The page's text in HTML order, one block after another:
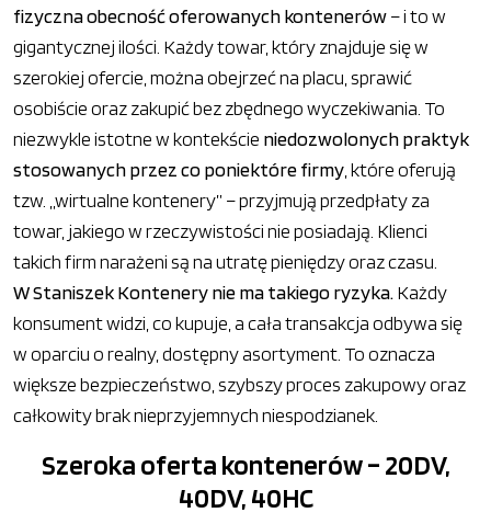
fizyczna obecność oferowanych kontenerów– i to w
gigantycznej ilości. Każdy towar, który znajduje się w
szerokiej ofercie, można obejrzeć na placu, sprawić
osobiście oraz zakupić bez zbędnego wyczekiwania. To
niezwykle istotne w kontekście niedozwolonych praktyk
stosowanych przez co poniektóre firmy , które oferują
tzw. „wirtualne kontenery” – przyjmują przedpłaty za
towar, jakiego w rzeczywistości nie posiadają. Klienci
takich firm narażeni są na utratę pieniędzy oraz czasu.
W Staniszek Kontenery nie ma takiego ryzyka. Każdy
konsument widzi, co kupuje, a cała transakcja odbywa się
w oparciu o realny, dostępny asortyment. To oznacza
większe bezpieczeństwo, szybszy proces zakupowy oraz
całkowity brak nieprzyjemnych niespodzianek.
Szeroka oferta kontenerów – 20DV,
40DV, 40HC